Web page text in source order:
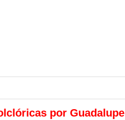
por Guadalupe